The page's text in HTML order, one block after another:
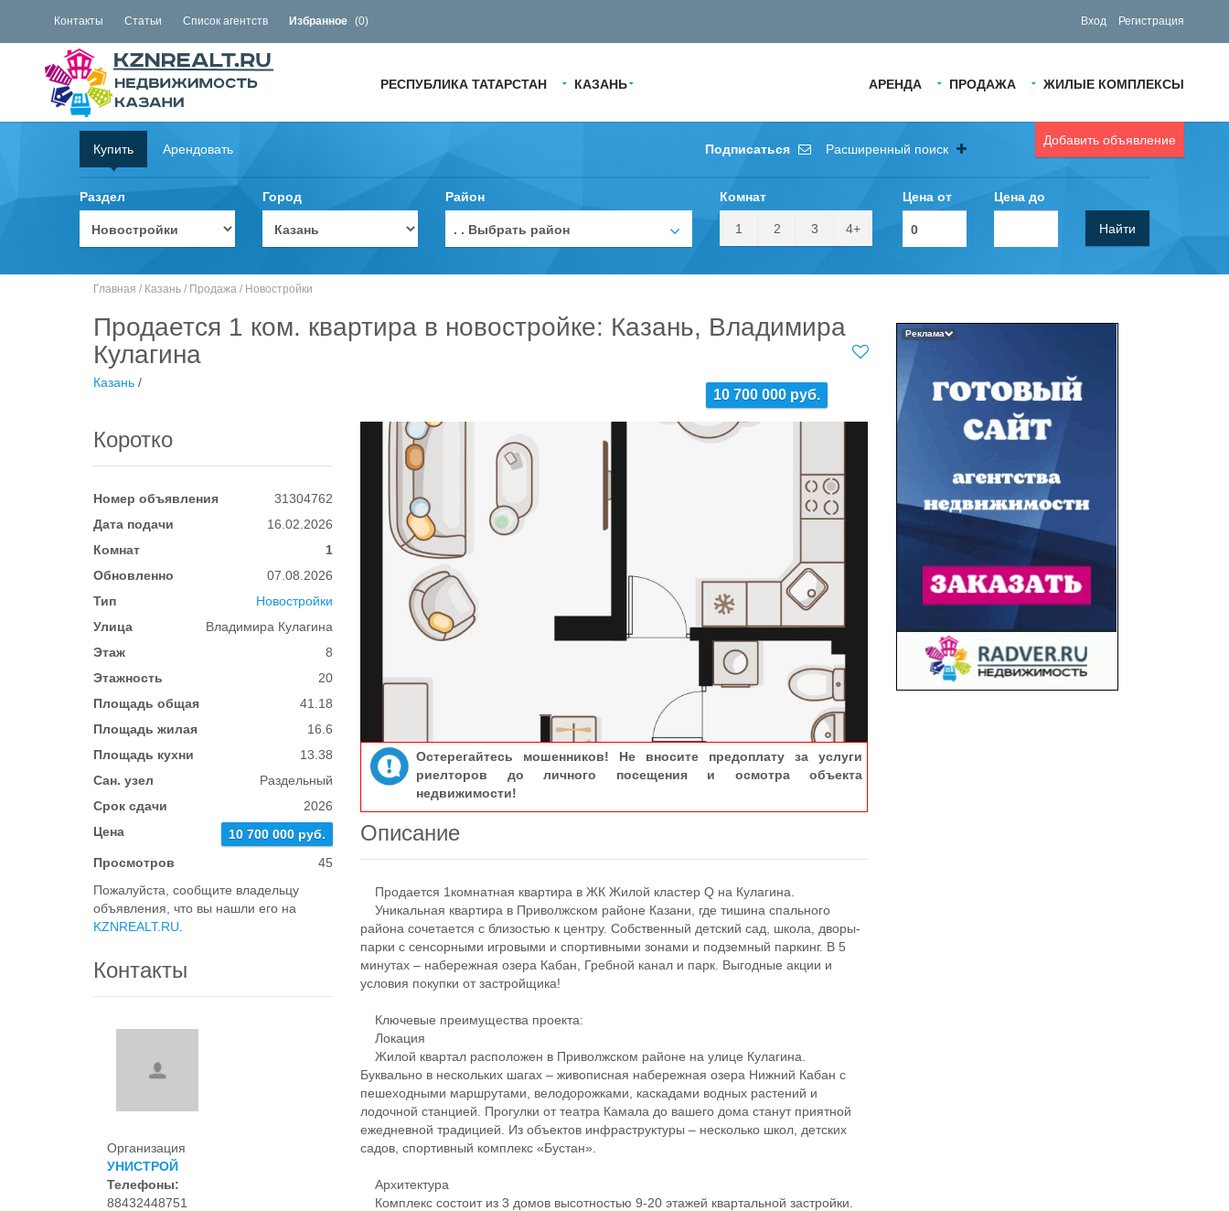
Контакты Статьи Список агентств Избранное (0) Вход Регистрация
АРЕНДА ПРОДАЖА ЖИЛЫЕ КОМПЛЕКСЫ
РЕСПУБЛИКА ТАТАРСТАН КАЗАНЬ
Добавить объявление
Купить Арендовать Подписаться Расширенный поиск
Раздел Город Район
. . Выбрать район
Комнат
1 2 3 4+
Цена от Цена до
Найти
Главная / Казань / Продажа / Новостройки
Продается 1 ком. квартира в новостройке: Казань, Владимира
Кулагина
10 700 000 руб.
Казань /
Коротко
Номер объявления
31304762
Дата подачи
16.02.2026
Комнат
1
Обновленно
07.08.2026
Тип
Новостройки
Улица
Владимира Кулагина
Этаж
8
Этажность
20
Площадь общая
41.18
Площадь жилая
16.6
Площадь кухни
13.38
Сан. узел
Раздельный
Срок сдачи
2026
Цена
10 700 000 руб.
Просмотров
45
Пожалуйста, сообщите владельцу
объявления, что вы нашли его на
KZNREALT.RU
Контакты
Организация
УНИСТРОЙ
Телефоны:
88432448751
Остерегайтесь мошенников! Не вносите предоплату за услуги
риелторов до личного посещения и осмотра объекта
недвижимости!
Описание
Продается 1комнатная квартира в ЖК Жилой кластер Q на Кулагина.
Уникальная квартира в Приволжском районе Казани, где тишина спального
района сочетается с близостью к центру. Собственный детский сад, школа, дворы-
парки с сенсорными игровыми и спортивными зонами и подземный паркинг. В 5
минутах – набережная озера Кабан, Гребной канал и парк. Выгодные акции и
условия покупки от застройщика!
Ключевые преимущества проекта:
Локация
Жилой квартал расположен в Приволжском районе на улице Кулагина.
Буквально в нескольких шагах – живописная набережная озера Нижний Кабан с
пешеходными маршрутами, велодорожками, каскадами водных растений и
лодочной станцией. Прогулки от театра Камала до вашего дома станут приятной
ежедневной традицией. Из объектов инфраструктуры – несколько школ, детских
садов, спортивный комплекс «Бустан».
Архитектура
Комплекс состоит из 3 домов высотностью 9-20 этажей квартальной застройки.
Реклама